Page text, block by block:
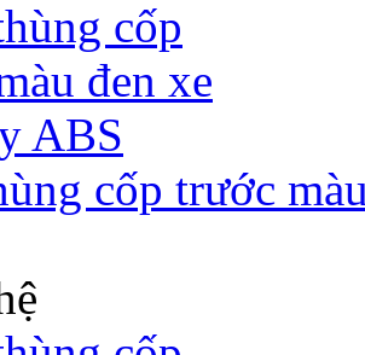
cốp trước